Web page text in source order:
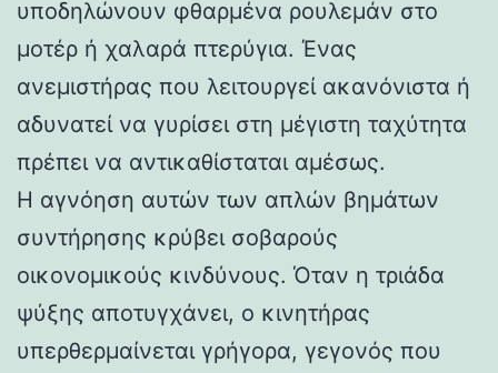
υποδηλώνουν φθαρμένα ρουλεμάν στο
μοτέρ ή χαλαρά πτερύγια. Ένας
ανεμιστήρας που λειτουργεί ακανόνιστα ή
αδυνατεί να γυρίσει στη μέγιστη ταχύτητα
πρέπει να αντικαθίσταται αμέσως.
Η αγνόηση αυτών των απλών βημάτων
συντήρησης κρύβει σοβαρούς
οικονομικούς κινδύνους. Όταν η τριάδα
ψύξης αποτυγχάνει, ο κινητήρας
υπερθερμαίνεται γρήγορα, γεγονός που